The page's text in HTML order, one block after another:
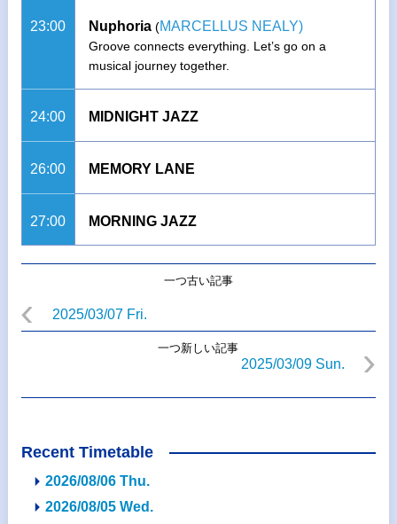
23:00 Nuphoria(MARCELLUS NEALY)
Groove connects everything. Let’s go on a
musical journey together.
24:00 MIDNIGHT JAZZ
26:00 MEMORY LANE
27:00 MORNING JAZZ
一つ古い記事
2025/03/07 Fri.
一つ新しい記事
2025/03/09 Sun.
Recent Timetable
2026/08/06 Thu.
2026/08/05 Wed.